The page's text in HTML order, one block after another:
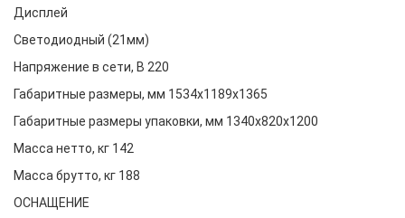
Дисплей
Светодиодный (21мм)
Напряжение в сети, В 220
Габаритные размеры, мм 1534х1189х1365
Габаритные размеры упаковки, мм 1340х820х1200
Масса нетто, кг 142
Масса брутто, кг 188
ОСНАЩЕНИЕ